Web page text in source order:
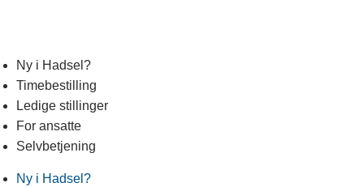
Ny i Hadsel?
Timebestilling
Ledige stillinger
For ansatte
Selvbetjening
Ny i Hadsel?